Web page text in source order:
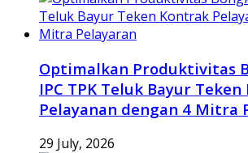
Optimalkan Produktivitas
IPC TPK Teluk Bayur
Pelayanan dengan 4 Mitra
29 July, 2026